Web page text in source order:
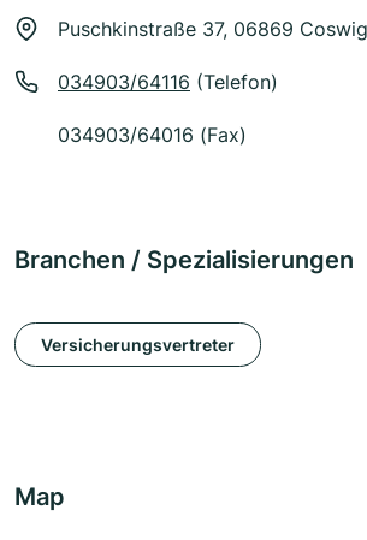
Puschkinstraße 37, 06869
034903/64116 (Telefon)
034903/64016 (Fax)
Branchen / Spezialisierungen
Versicherungsvertreter
Map